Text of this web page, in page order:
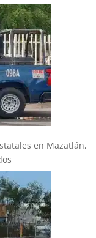
en Mazatlán,